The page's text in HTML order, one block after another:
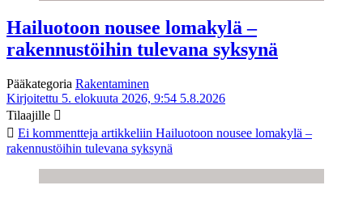
Hailuotoon nousee lomakylä –
rakennustöihin tulevana syksynä
Pääkategoria Rakentaminen
Kirjoitettu 5. elokuuta 2026, 9:54 5.8.2026
Tilaajille
Ei kommentteja artikkeliin Hailuotoon nousee lomakylä –
rakennustöihin tulevana syksynä